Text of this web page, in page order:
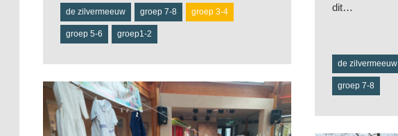
de zilvermeeuw groep 7-8 groep 3-4
groep 5-6 groep1-2
dit…
de zilvermeeuw
groep 7-8